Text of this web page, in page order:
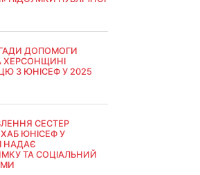
ДОПОМОГИ
ХЕРСОНЩИНІ
З ЮНІСЕФ У 2025
СЕСТЕР
ЮНІСЕФ У
НАДАЄ
ТА СОЦІАЛЬНИЙ